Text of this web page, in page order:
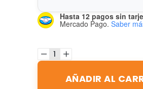
Hasta 12 pagos sin
Mercado Pago. Saber
AÑADIR AL